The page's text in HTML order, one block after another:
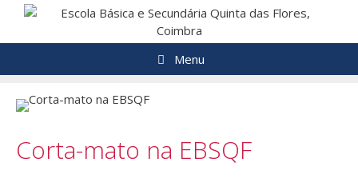
Saltar
o
Menu
Corta-mato na EBSQF